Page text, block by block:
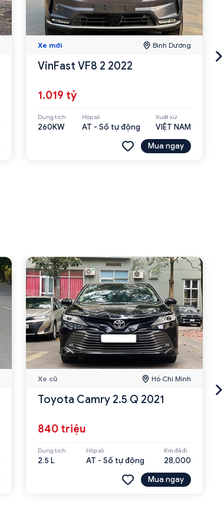
Xe mới Bình Dương
VinFast VF8 2 2022
1.019 tỷ
Dung tích
260KW
Hộp số
AT - Số tự động
Xuất xứ
VIỆT NAM
Mua ngay
Xe cũ Hồ Chí Minh
Toyota Camry 2.5 Q 2021
840 triệu
Dung tích
2.5 L
Hộp số
AT - Số tự động
Km đã đi
28,000
Mua ngay